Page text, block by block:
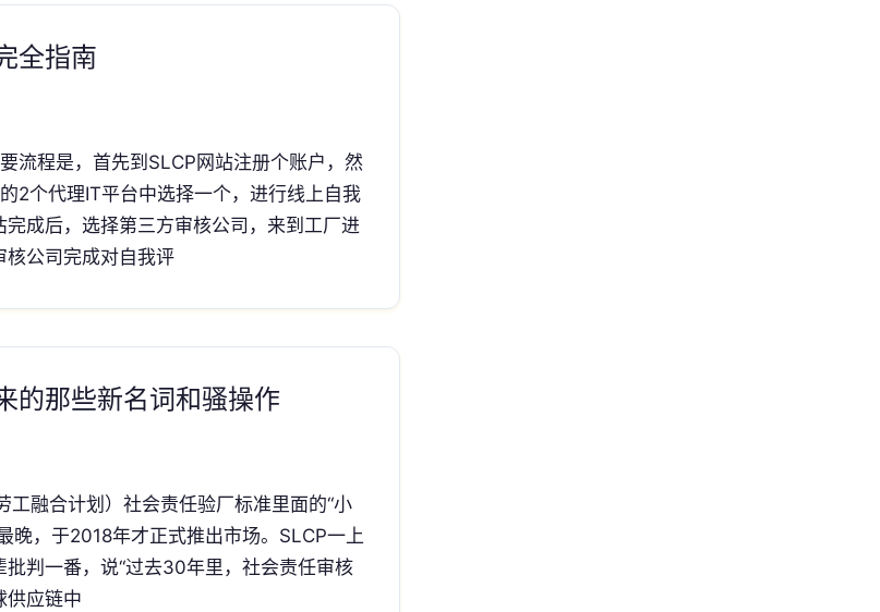
全指南
流程是，首先到SLCP网站注册个账户，然
2个代理IT平台中选择一个，进行线上自我
完成后，选择第三方审核公司，来到工厂进
核公司完成对自我评
的那些新名词和骚操作
工融合计划）社会责任验厂标准里面的“小
晚，于2018年才正式推出市场。SLCP一上
批判一番，说“过去30年里，社会责任审核
供应链中